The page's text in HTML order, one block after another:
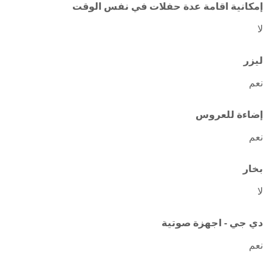
إمكانية اقامة عدة حفلات في نفس الوقت
لا
ليزر
نعم
إضاءة للعروس
نعم
بخار
لا
دي جي - اجهزة صوتية
نعم